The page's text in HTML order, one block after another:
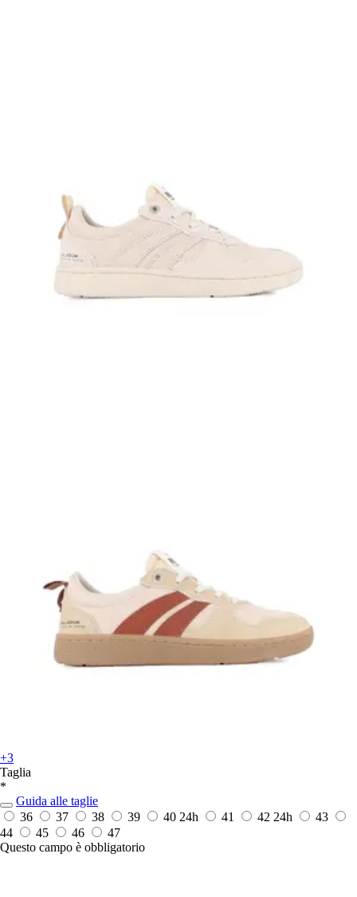
+3
Taglia
*
Guida alle taglie
36
37 38 39 40 24h 41 42 24h
43
44
45 46
47
Questo campo è obbligatorio